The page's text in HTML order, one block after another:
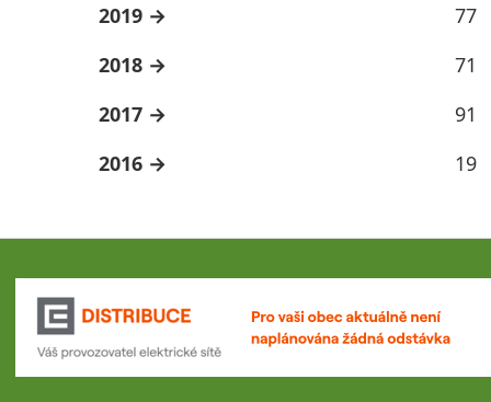
2019
77
2018
71
2017
91
2016
19